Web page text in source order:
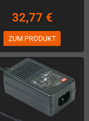
32,77 €
ZUM PRODUKT